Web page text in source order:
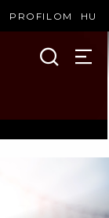
PROFILOM HU